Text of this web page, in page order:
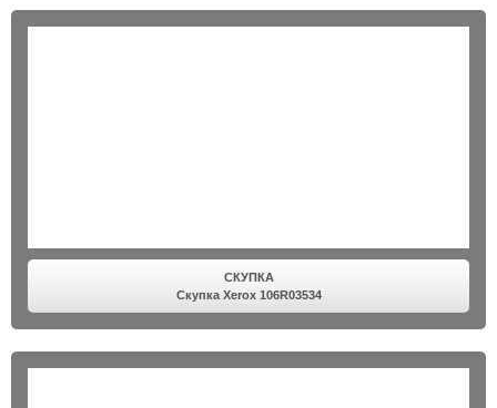
СКУПКА
Скупка Xerox 106R03534